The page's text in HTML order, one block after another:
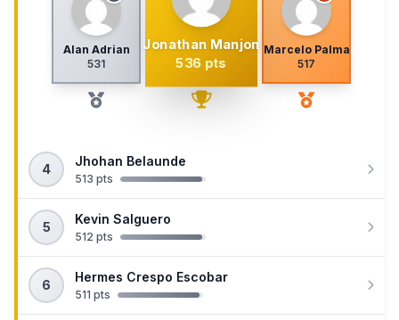
Alan Adrian
531
Jonathan Manjon
536 pts
Marcelo Palma
517
4
Jhohan Belaunde
513 pts
5
Kevin Salguero
512 pts
6
Hermes Crespo Escobar
511 pts